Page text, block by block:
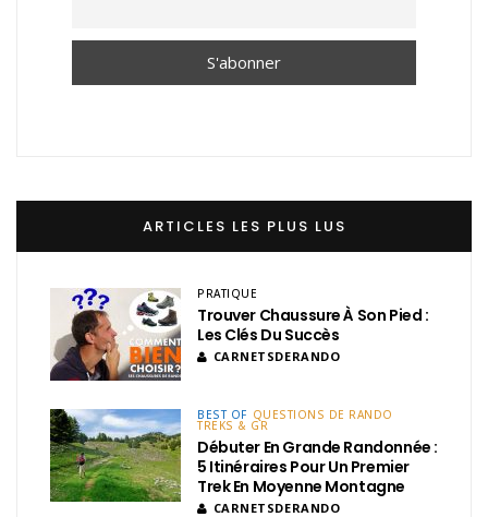
ARTICLES LES PLUS LUS
PRATIQUE
Trouver Chaussure À Son Pied :
Les Clés Du Succès
CARNETSDERANDO
BEST OF QUESTIONS DE RANDO
TREKS & GR
Débuter En Grande Randonnée :
5 Itinéraires Pour Un Premier
Trek En Moyenne Montagne
CARNETSDERANDO